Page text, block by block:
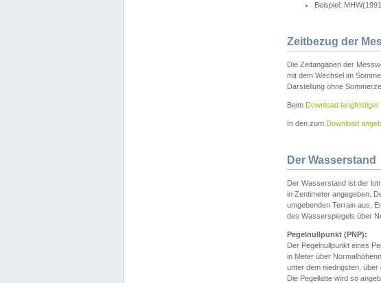
Beispiel:
Zeitbezug der
Die Zeitangaben der
mit dem Wechsel im
Darstellung ohne
Beim Download
In den zum Download
Der Wasserstand
Der Wasserstand ist der
in Zentimeter angegeben.
umgebenden Terrain aus.
des Wasserspiegels über
Pegelnullpunkt (PNP):
Der Pegelnullpunkt eines
in Meter über
unter dem niedrigsten, über
Die Pegellatte wird so